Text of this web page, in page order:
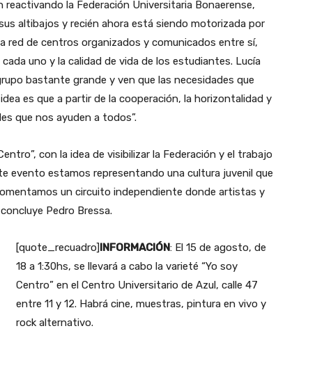
la Federación Universitaria Bonaerense,
altibajos y recién ahora está siendo motorizada por
red de centros organizados y comunicados entre sí,
uno y la calidad de vida de los estudiantes. Lucía
bastante grande y ven que las necesidades que
es que a partir de la cooperación, la horizontalidad y
que nos ayuden a todos”.
con la idea de visibilizar la Federación y el trabajo
evento estamos representando una cultura juvenil que
un circuito independiente donde artistas y
Pedro Bressa.
[quote_recuadro]INFORMACIÓN: El 15 de agosto, de
18 a 1:30hs, se llevará a cabo la varieté “Yo soy
Centro” en el Centro Universitario de Azul, calle 47
entre 11 y 12. Habrá cine, muestras, pintura en vivo y
rock alternativo.